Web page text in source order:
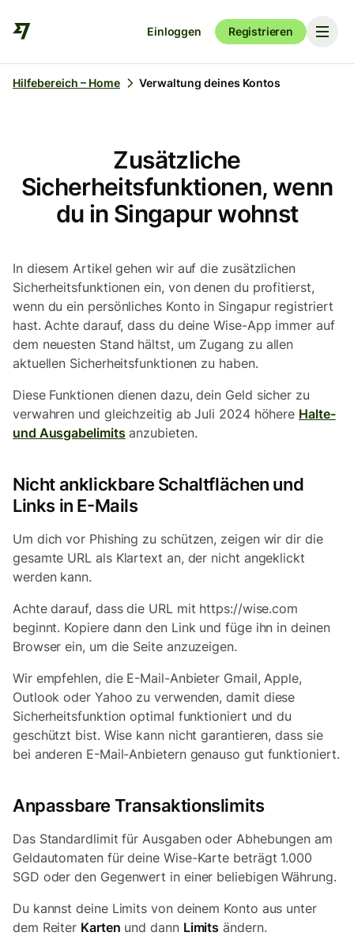
Einloggen Registrieren
Hilfebereich – Home Verwaltung deines Kontos
Zusätzliche
Sicherheitsfunktionen, wenn
du in Singapur wohnst
In diesem Artikel gehen wir auf die zusätzlichen
Sicherheitsfunktionen ein, von denen du profitierst,
wenn du ein persönliches Konto in Singapur registriert
hast. Achte darauf, dass du deine Wise-App immer auf
dem neuesten Stand hältst, um Zugang zu allen
aktuellen Sicherheitsfunktionen zu haben.
Diese Funktionen dienen dazu, dein Geld sicher zu
verwahren und gleichzeitig ab Juli 2024 höhere Halte-
und Ausgabelimitsanzubieten.
Nicht anklickbare Schaltflächen und
Links in E-Mails
Um dich vor Phishing zu schützen, zeigen wir dir die
gesamte URL als Klartext an, der nicht angeklickt
werden kann.
Achte darauf, dass die URL mit https://wise.com
beginnt. Kopiere dann den Link und füge ihn in deinen
Browser ein, um die Seite anzuzeigen.
Wir empfehlen, die E-Mail-Anbieter Gmail, Apple,
Outlook oder Yahoo zu verwenden, damit diese
Sicherheitsfunktion optimal funktioniert und du
geschützt bist. Wise kann nicht garantieren, dass sie
bei anderen E-Mail-Anbietern genauso gut funktioniert.
Anpassbare Transaktionslimits
Das Standardlimit für Ausgaben oder Abhebungen am
Geldautomaten für deine Wise-Karte beträgt 1.000
SGD oder den Gegenwert in einer beliebigen Währung.
Du kannst deine Limits von deinem Konto aus unter
dem Reiter Karten und dann Limits ändern.